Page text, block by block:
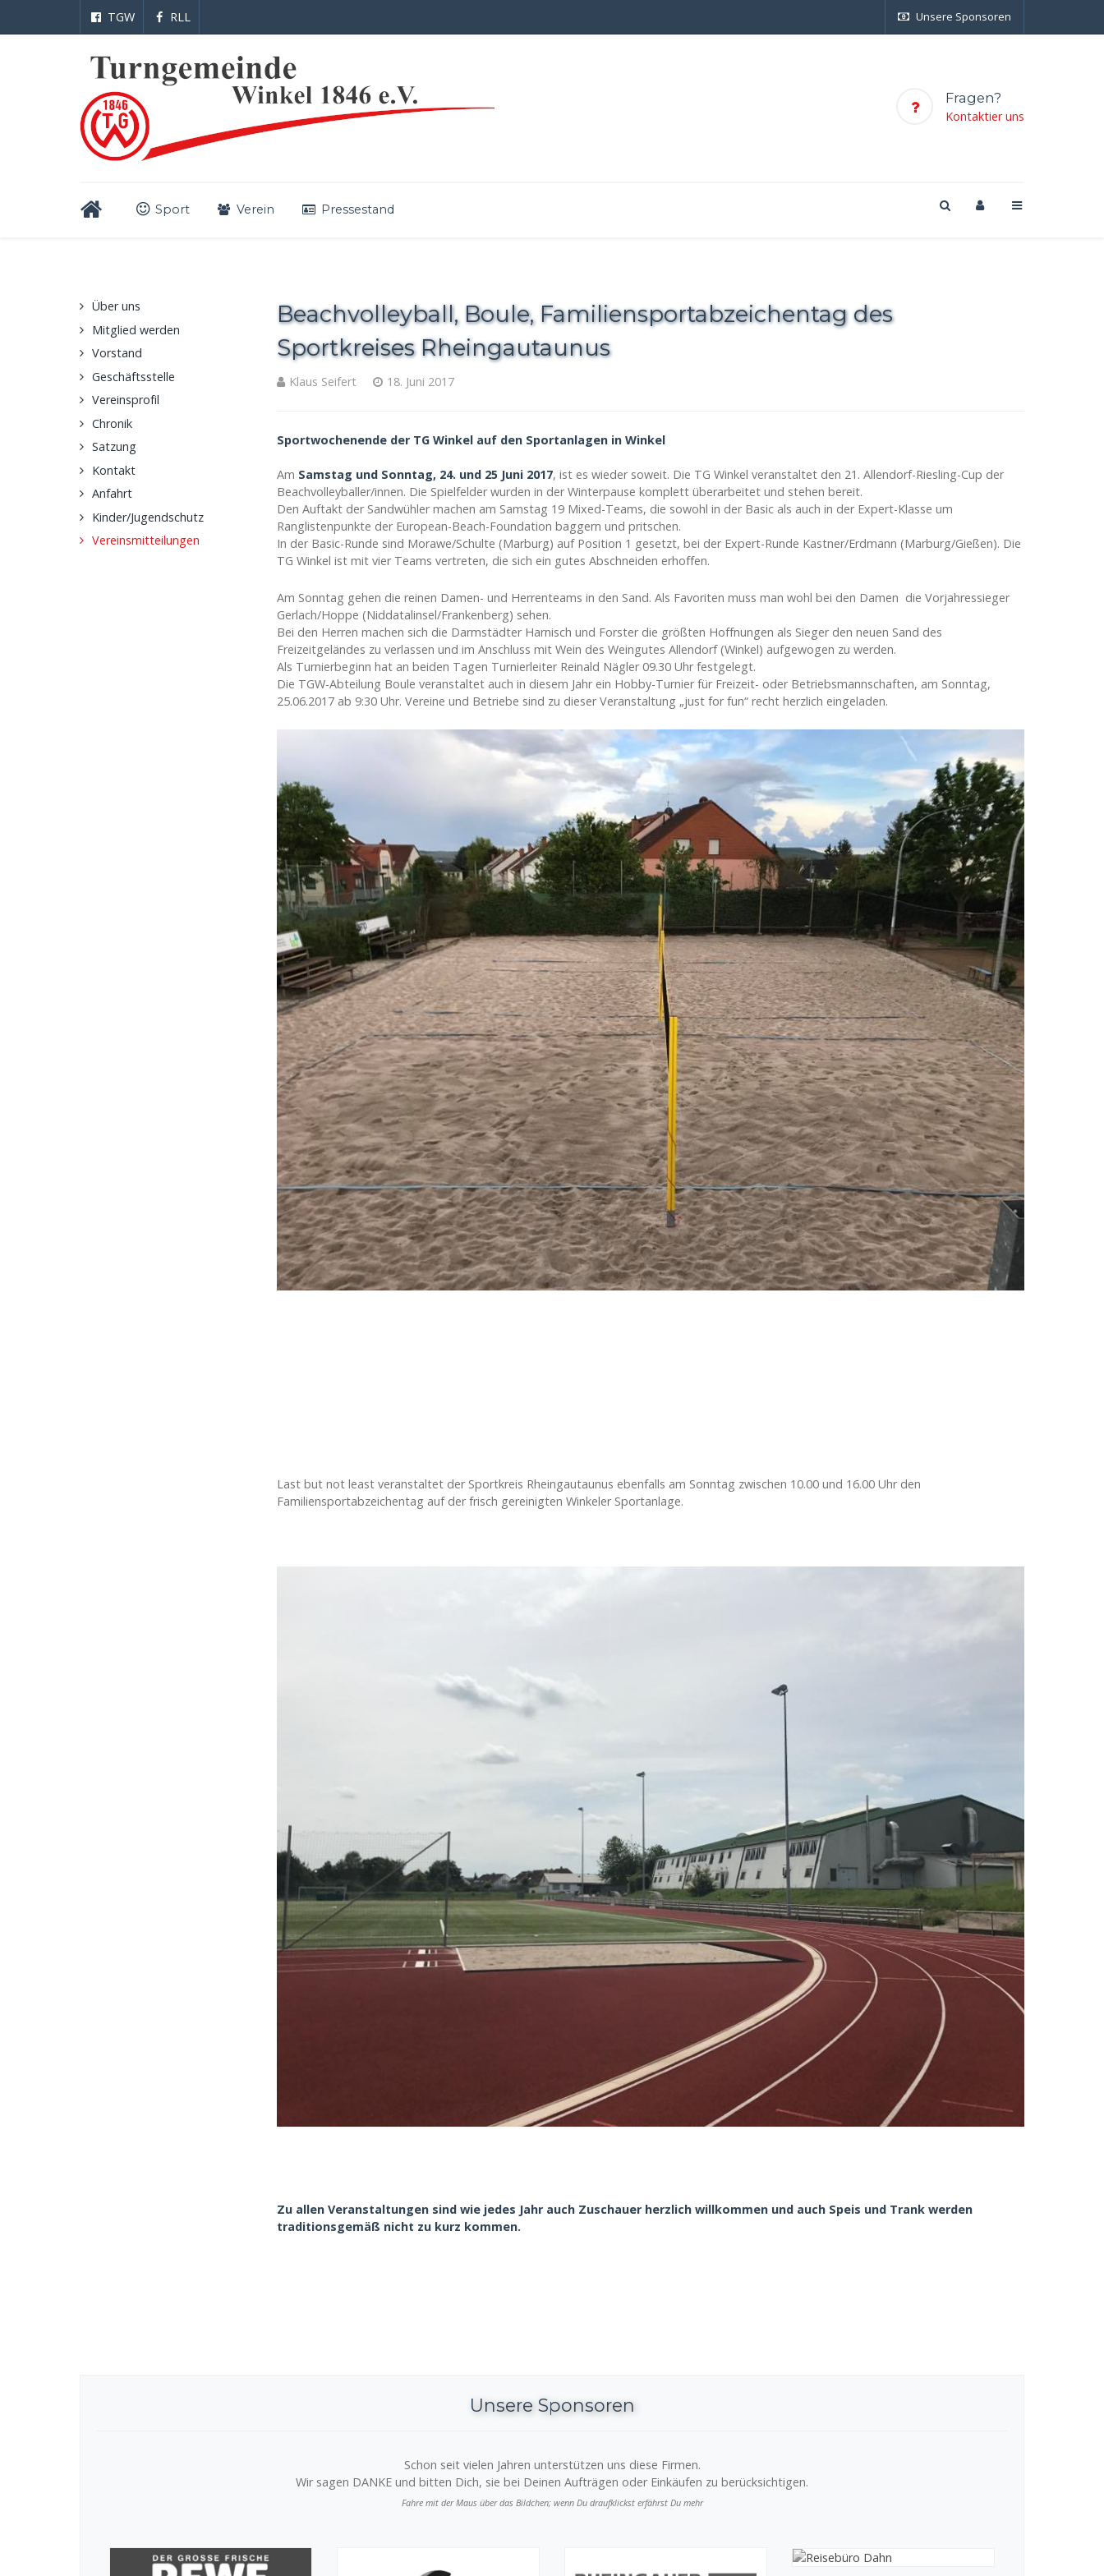
TGW RLL Unsere Sponsoren
Fragen?
Kontaktier uns
Sport Verein Pressestand
Über uns
Mitglied werden
Vorstand
Geschäftsstelle
Vereinsprofil
Chronik
Satzung
Kontakt
Anfahrt
Kinder/Jugendschutz
Vereinsmitteilungen
Beachvolleyball, Boule, Familiensportabzeichentag des
Sportkreises Rheingautaunus
Klaus Seifert 18. Juni 2017
Sportwochenende der TG Winkel auf den Sportanlagen in Winkel
Am Samstag und Sonntag, 24. und 25 Juni 2017, ist es wieder soweit. Die TG Winkel veranstaltet den 21. Allendorf-Riesling-Cup der
Beachvolleyballer/innen. Die Spielfelder wurden in der Winterpause komplett überarbeitet und stehen bereit.
Den Auftakt der Sandwühler machen am Samstag 19 Mixed-Teams, die sowohl in der Basic als auch in der Expert-Klasse um
Ranglistenpunkte der European-Beach-Foundation baggern und pritschen.
In der Basic-Runde sind Morawe/Schulte (Marburg) auf Position 1 gesetzt, bei der Expert-Runde Kastner/Erdmann (Marburg/Gießen). Die
TG Winkel ist mit vier Teams vertreten, die sich ein gutes Abschneiden erhoffen.
Am Sonntag gehen die reinen Damen- und Herrenteams in den Sand. Als Favoriten muss man wohl bei den Damen die Vorjahressieger
Gerlach/Hoppe (Niddatalinsel/Frankenberg) sehen.
Bei den Herren machen sich die Darmstädter Harnisch und Forster die größten Hoffnungen als Sieger den neuen Sand des
Freizeitgeländes zu verlassen und im Anschluss mit Wein des Weingutes Allendorf (Winkel) aufgewogen zu werden.
Als Turnierbeginn hat an beiden Tagen Turnierleiter Reinald Nägler 09.30 Uhr festgelegt.
Die TGW-Abteilung Boule veranstaltet auch in diesem Jahr ein Hobby-Turnier für Freizeit- oder Betriebsmannschaften, am Sonntag,
25.06.2017 ab 9:30 Uhr. Vereine und Betriebe sind zu dieser Veranstaltung „just for fun“ recht herzlich eingeladen.
Last but not least veranstaltet der Sportkreis Rheingautaunus ebenfalls am Sonntag zwischen 10.00 und 16.00 Uhr den
Familiensportabzeichentag auf der frisch gereinigten Winkeler Sportanlage.
Zu allen Veranstaltungen sind wie jedes Jahr auch Zuschauer herzlich willkommen und auch Speis und Trank werden
traditionsgemäß nicht zu kurz kommen.
Unsere Sponsoren
Schon seit vielen Jahren unterstützen uns diese Firmen.
Wir sagen DANKE und bitten Dich, sie bei Deinen Aufträgen oder Einkäufen zu berücksichtigen.
Fahre mit der Maus über das Bildchen; wenn Du draufklickst erfährst Du mehr